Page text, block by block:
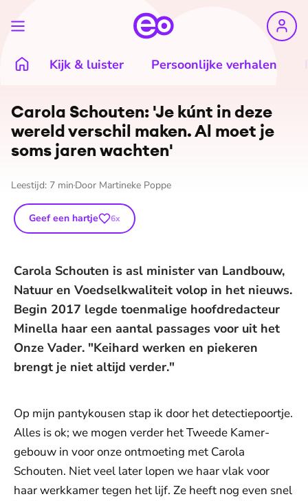
Kijk & luister Persoonlijke verhalen
Carola Schouten: 'Je kúnt in deze
wereld verschil maken. Al moet je
soms jaren wachten'
Leestijd: 7 min Door Martineke Poppe
Geef een hartje 6x
Carola Schouten is asl minister van Landbouw,
Natuur en Voedselkwaliteit volop in het nieuws.
Begin 2017 legde toenmalige hoofdredacteur
Minella haar een aantal passages voor uit het
Onze Vader. "Keihard werken en piekeren
brengt je niet altijd verder."
Op mijn pantykousen stap ik door het detectiepoortje.
Alles is ok; we mogen verder het Tweede Kamer-
gebouw in voor onze ontmoeting met Carola
Schouten. Niet veel later lopen we haar vlak voor
haar werkkamer tegen het lijf. Ze heeft nog even snel